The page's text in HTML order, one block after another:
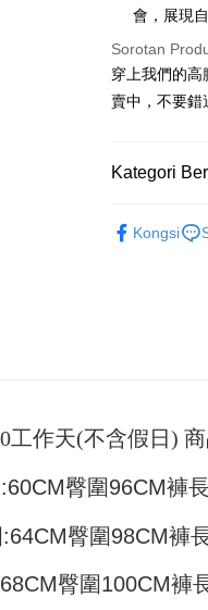
Easy Wallet
Google Pay
[Terma
pembayaran
Had kredit
yang
Jika
dibuat, atau
akan
4. Setelah
AFTEE.
5. Tiada
dalam talian
Sila ambil
全家取貨付款
NT$45/
付款 後全家
NT$45/
NT$45/
會，展現
Sorotan
穿上我們的
賣中，不要錯
Kategori
Kongsi
作天(不含假日)
臀圍96CM褲
臀圍98CM褲
臀圍100CM褲